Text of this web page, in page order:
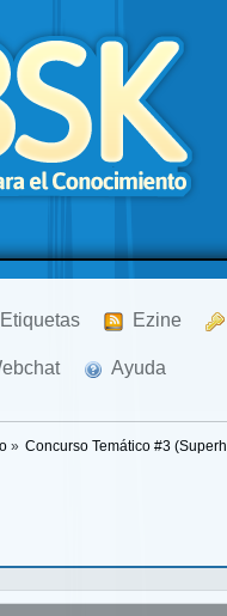
Etiquetas Ezine
Ayuda
» Concurso Temático #3